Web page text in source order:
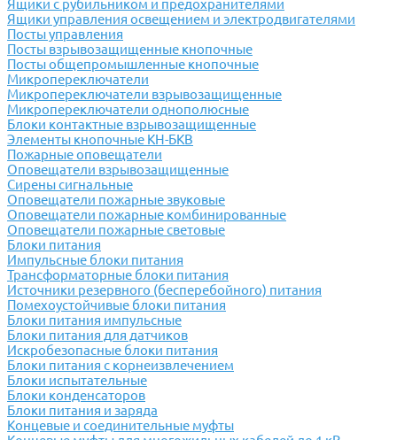
Ящики с рубильником и предохранителями
Ящики управления освещением и электродвигателями
Посты управления
Посты взрывозащищенные кнопочные
Посты общепромышленные кнопочные
Микропереключатели
Микропереключатели взрывозащищенные
Микропереключатели однополюсные
Блоки контактные взрывозащищенные
Элементы кнопочные КН-БКВ
Пожарные оповещатели
Оповещатели взрывозащищенные
Сирены сигнальные
Оповещатели пожарные звуковые
Оповещатели пожарные комбинированные
Оповещатели пожарные световые
Блоки питания
Импульсные блоки питания
Трансформаторные блоки питания
Источники резервного (бесперебойного) питания
Помехоустойчивые блоки питания
Блоки питания импульсные
Блоки питания для датчиков
Искробезопасные блоки питания
Блоки питания с корнеизвлечением
Блоки испытательные
Блоки конденсаторов
Блоки питания и заряда
Концевые и соединительные муфты